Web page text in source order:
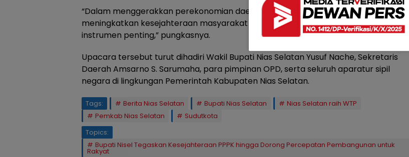
“Dalam menggerakkan perekonomian daerah, membuka lapangan pekerjaan, serta
meningkatkan kesejahteraan masyarakat Nias Selatan secara luas itu menjadi
instrumen penting,” pungkasnya.
Upacara tersebut turut dihadiri Wakil Bupati Nias Selatan Yusuf Nache, Sekretaris
Daerah Amsarno S. Sarumaha, para pimpinan OPD, serta seluruh aparatur sipil
negara di lingkungan Pemerintah Kabupaten Nias Selatan.
Tags: Berita Nias Selatan Bupati Nias Selatan
Nias Selatan raih WTP
Pemkab Nias Selatan
Sudutkota
Topics:
Bupati Nisel Tegaskan Kesejahteraan PPPK hingga Dorong Percepatan Pembangunan untuk
Rakyat